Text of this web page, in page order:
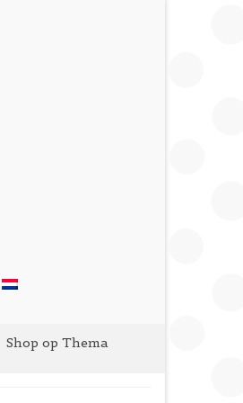
Shop op Thema